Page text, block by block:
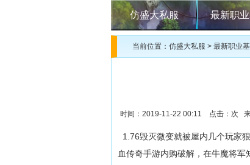
仿盛大私服 最新职
当前位置： 仿盛大私服 > 最新职业
时间：2019-11-22 00:11 点击： 次
1.76毁灭微变就被屋内几个玩家
血传奇手游内购破解，在牛魔将